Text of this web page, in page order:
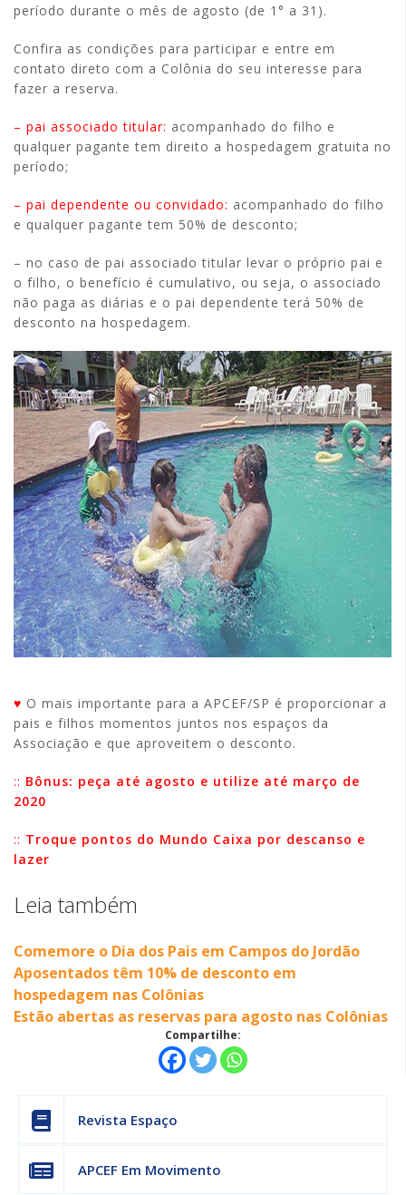
período durante o mês de agosto (de 1° a 31).
Confira as condições para participar e entre em
contato direto com a Colônia do seu interesse para
fazer a reserva.
– pai associado titular: acompanhado do filho e
qualquer pagante tem direito a hospedagem gratuita no
período;
– pai dependente ou convidado: acompanhado do filho
e qualquer pagante tem 50% de desconto;
– no caso de pai associado titular levar o próprio pai e
o filho, o benefício é cumulativo, ou seja, o associado
não paga as diárias e o pai dependente terá 50% de
desconto na hospedagem.
♥ O mais importante para a APCEF/SP é proporcionar a
pais e filhos momentos juntos nos espaços da
Associação e que aproveitem o desconto.
:: Bônus: peça até agosto e utilize até março de
2020
:: Troque pontos do Mundo Caixa por descanso e
lazer
Leia também
Comemore o Dia dos Pais em Campos do Jordão
Aposentados têm 10% de desconto em
hospedagem nas Colônias
Estão abertas as reservas para agosto nas Colônias
Compartilhe:
Revista Espaço
APCEF Em Movimento